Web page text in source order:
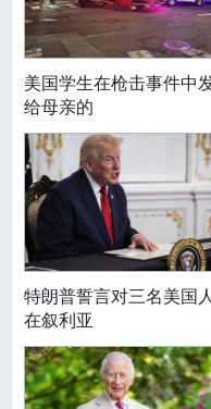
美国学生在枪击事件中
给母亲的
特朗普誓言对三名美国人
在叙利亚